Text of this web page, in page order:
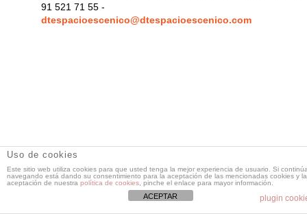
91 521 71 55 -
dtespacioescenico@dtespacioescenico.com
Uso de cookies
Este sitio web utiliza cookies para que usted tenga la mejor experiencia de usuario. Si
navegando está dando su consentimiento para la aceptación de las mencionadas cookies y la
aceptación de nuestra política de cookies , pinche el enlace para mayor información.
plugin
ACEPTAR